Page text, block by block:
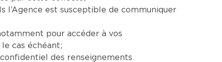
l’Agence est susceptible de communiquer
pour accéder à vos
cas échéant;
des renseignements